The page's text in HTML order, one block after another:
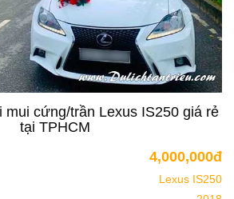
mui cứng/trần Lexus IS250 giá rẻ
tại TPHCM
4,000,000đ
Lexus IS250